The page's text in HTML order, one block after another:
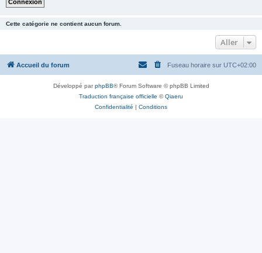
Cette catégorie ne contient aucun forum.
Aller
Accueil du forum Fuseau horaire sur UTC+02:00
Développé parphpBB® Forum Software © phpBB Limited
Traduction française officielle ©Qiaeru
Confidentialité | Conditions